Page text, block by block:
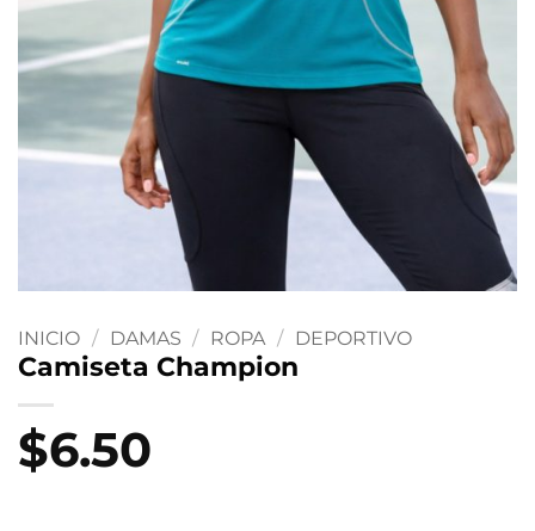
INICIO / DAMAS / ROPA / DEPORTIVO
Camiseta Champion
$6.50